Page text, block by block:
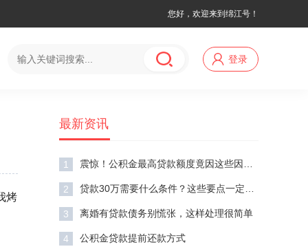
您好，欢迎来到绵江号！
登录
烤
最新资讯
1
2
3 离婚有贷款债务别慌张，这样处理很简单
4 公积金贷款提前还款方式